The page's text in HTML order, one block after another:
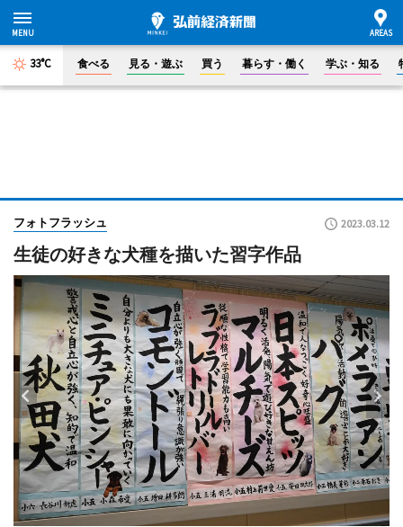
33°C 食べる 見る・遊ぶ 買う 暮らす・働く 学ぶ・知る
フォトフラッシュ 2023.03.12
生徒の好きな犬種を描いた習字作品